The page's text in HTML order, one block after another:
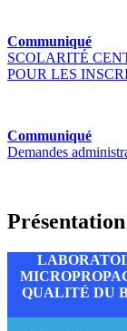
Communiqué
SCOLARITÉ
POUR LES
Communiqué
Demandes
QUALITÉ DU